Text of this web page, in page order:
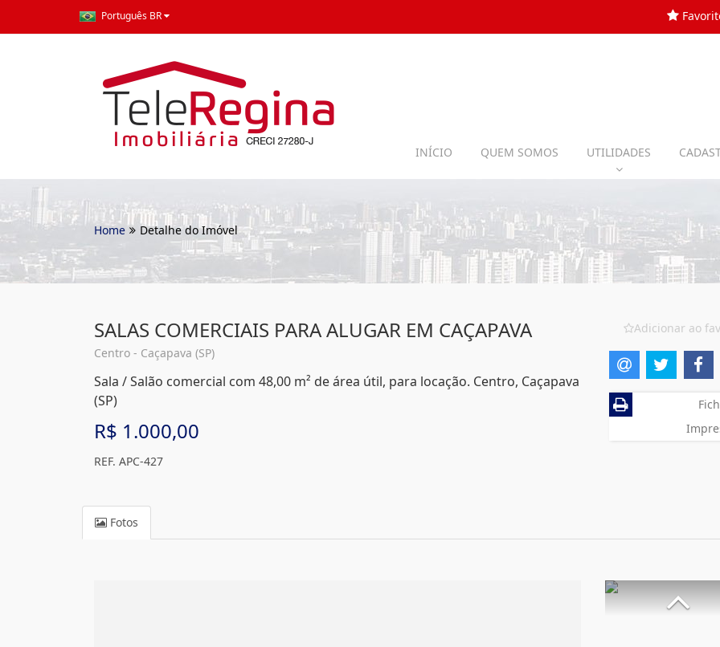
Português BR
INÍCIO QUEM SOMOS UTILIDADES
Home Detalhe do Imóvel
SALAS COMERCIAIS PARA ALUGAR EM CAÇAPAVA
Centro - Caçapava (SP)
Sala / Salão comercial com 48,00 m² de área útil, para locação. Centro, Caçapava
(SP)
R$ 1.000,00
REF. APC-427
Adicionar ao
Fotos